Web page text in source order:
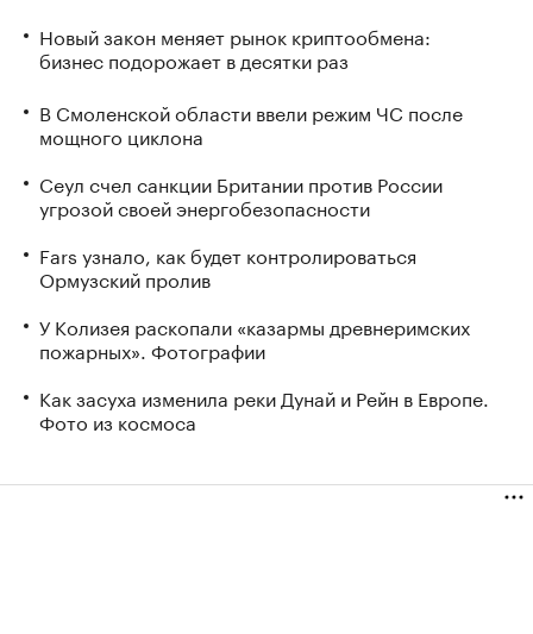
Новый закон меняет рынок криптообмена:
бизнес подорожает в десятки раз
В Смоленской области ввели режим ЧС после
мощного циклона
Сеул счел санкции Британии против России
угрозой своей энергобезопасности
Fars узнало, как будет контролироваться
Ормузский пролив
У Колизея раскопали «казармы древнеримских
пожарных». Фотографии
Как засуха изменила реки Дунай и Рейн в Европе.
Фото из космоса